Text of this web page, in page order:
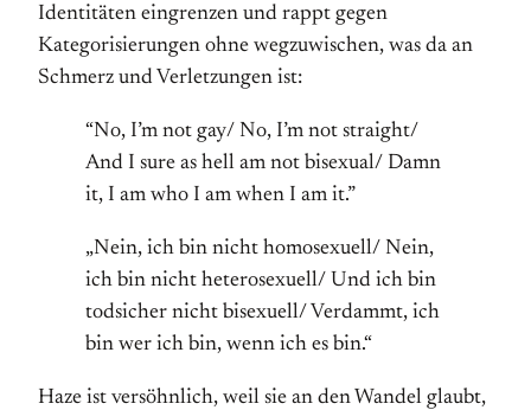
Identitäten eingrenzen und rappt gegen
Kategorisierungen ohne wegzuwischen, was da an
Schmerz und Verletzungen ist:
“No, I’m not gay/ No, I’m not straight/
And I sure as hell am not bisexual/ Damn
it, I am who I am when I am it.”
„Nein, ich bin nicht homosexuell/ Nein,
ich bin nicht heterosexuell/ Und ich bin
todsicher nicht bisexuell/ Verdammt, ich
bin wer ich bin, wenn ich es bin.“
Haze ist versöhnlich, weil sie an den Wandel glaubt,